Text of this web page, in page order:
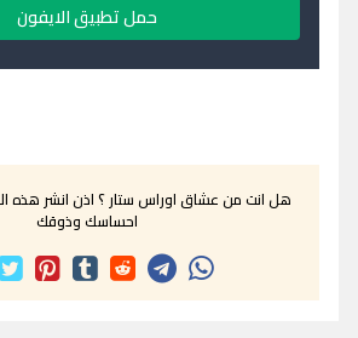
حمل تطبيق الايفون
هل انت من عشاق اوراس ستار ؟ اذن انشر هذه
احساسك وذوقك